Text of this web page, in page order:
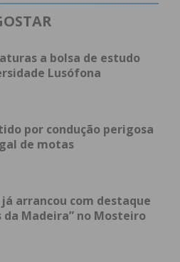
projetos que envolvem a
Natural em Terras de
o teu sorriso”,
Veterinários do
newsletter do
a bolsa de estudo
Lusófona
por condução perigosa
de motas
arrancou com destaque
Madeira” no Mosteiro